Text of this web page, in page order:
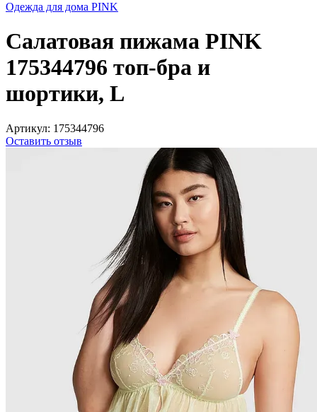
Одежда для дома PINK
Салатовая пижама PINK
175344796 топ-бра и
шортики, L
Артикул: 175344796
Оставить отзыв